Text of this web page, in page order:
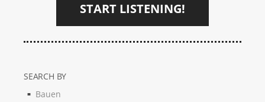
START LISTENING!
SEARCH BY
Bauen